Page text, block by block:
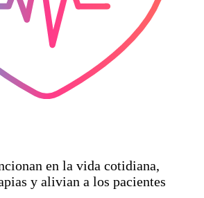
en la vida cotidiana,
y alivian a los pacientes